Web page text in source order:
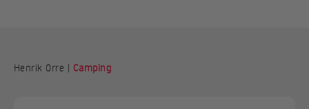
Henrik Orre | Camping